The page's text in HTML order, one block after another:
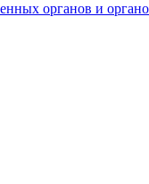
органов и